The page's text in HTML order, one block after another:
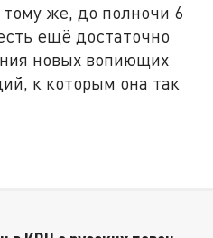
же, до полночи 6
ещё достаточно
новых вопиющих
к которым она так